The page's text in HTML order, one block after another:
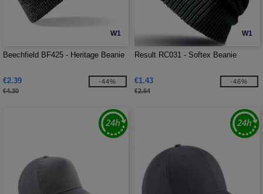
W1
Beechfield BF425 - Heritage Beanie
€2.39
€4.30
-44%
W1
Result RC031 - Softex Beanie
€1.43
€2.64
-46%